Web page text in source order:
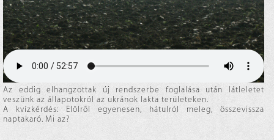
Az eddig elhangzottak új rendszerbe foglalása után látleletet
veszünk az állapotokról az ukránok lakta területeken.
A kvízkérdés: Elölről egyenesen, hátulról meleg, összevissza
naptakaró. Mi az?